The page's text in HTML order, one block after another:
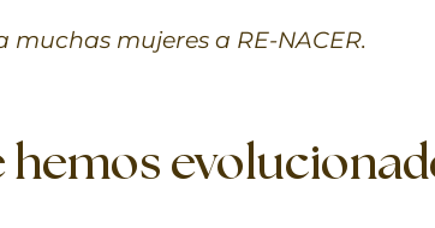
muchas mujeres a RE-NACER.
hemos